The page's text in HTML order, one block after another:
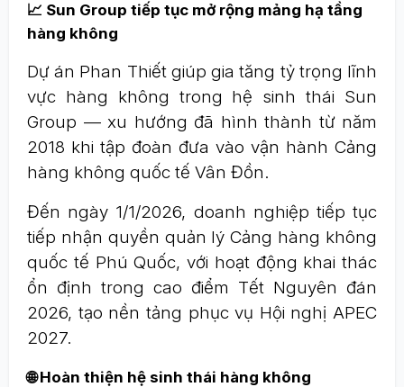
📈 Sun Group tiếp tục mở rộng mảng hạ tầng
hàng không
Dự án Phan Thiết giúp gia tăng tỷ trọng lĩnh
vực hàng không trong hệ sinh thái Sun
Group — xu hướng đã hình thành từ năm
2018 khi tập đoàn đưa vào vận hành Cảng
hàng không quốc tế Vân Đồn.
Đến ngày 1/1/2026, doanh nghiệp tiếp tục
tiếp nhận quyền quản lý Cảng hàng không
quốc tế Phú Quốc, với hoạt động khai thác
ổn định trong cao điểm Tết Nguyên đán
2026, tạo nền tảng phục vụ Hội nghị APEC
2027.
🌐 Hoàn thiện hệ sinh thái hàng không